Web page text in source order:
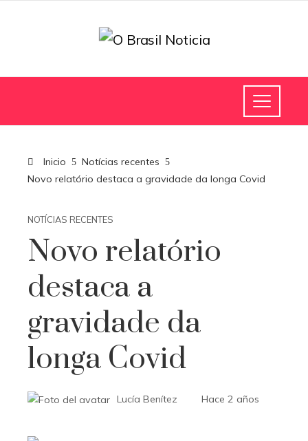
Inicio
Notícias recentes
Novo relatório destaca a gravidade da longa Covid
NOTÍCIAS RECENTES
Novo relatório
destaca a
gravidade da
longa Covid
Lucía Benítez Hace 2 años